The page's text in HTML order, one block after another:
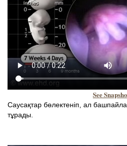
See
Саусақтар бөлектеніп, ал
тұрады.